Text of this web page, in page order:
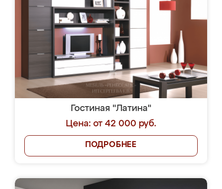
Гостиная "Латина"
Цена: от 42 000 руб.
ПОДРОБНЕЕ